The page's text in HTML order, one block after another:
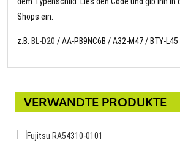
Shops ein.
z.B. BL-D20 / AA-PB9NC6B / A32-M47 / BTY-L45
VERWANDTE PRODUKTE